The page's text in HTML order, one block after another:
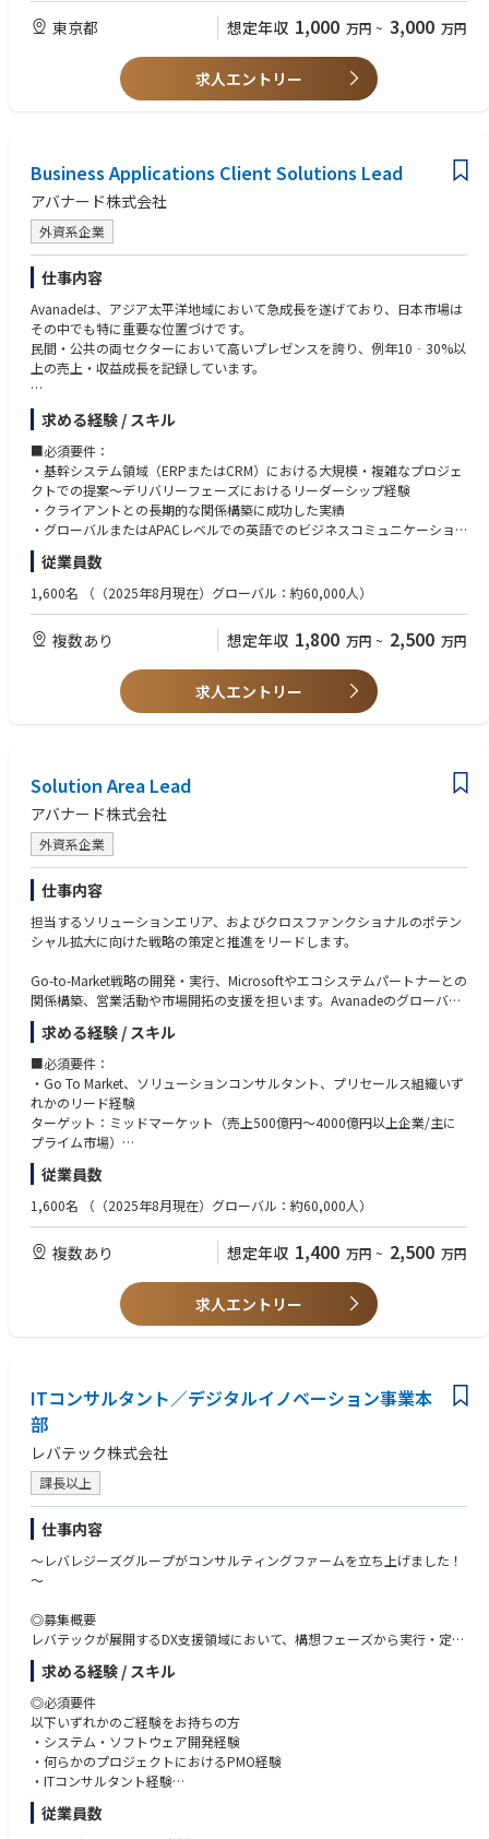
製造・金融・通信・不動産・建設業界などの大手企業を中心に、DX推進や
業務変革PJを構想策定から実行・定着化まで一貫してリードし、経営層や
実現を支援いただきます。
・部門方針/人材計画/採用戦略など組織運営のリード
・他事業部との連携を通じた全社的なソリューション展開
・マネージャー/メンバーのパフォーマンス管理、育成、キャリア支援
▼PJ例
・メガバンク向け：グローバル与信管理システム刷新支援
・製造・金融業界：次世代エンタープライズアーキテクチャ（EA）構想策
定支援
・通信業界：新規サービス立ち上げに伴う機能追加・業務効率化支援
・建設業界：AI技術を活用した業務高度化プロジェクト推進
・不動産業界：AI／DX戦略ロードマップ策定支援
・流通・小売業界：データ分析自動化およびプロンプト活用研修設計支援
・製薬・日用品業界：マーケティングデータ分析（GA活用）支援
▼本ポジションの魅力
・経営層直下の裁量と影響力
-部門横断での事業推進/組織戦略立案に関与でき、経営レイヤーと並走す
るポジションです。
・高難易度/大規模PJをリード
-億円規模/100人月超のプロジェクトなど、社会的インパクトの大きい案
件に関与可能。
-マネージャー層を束ね、次世代リーダー育成やチーム拡大にも寄与できる
環境です。
・多様な業界×技術領域へのアプローチ
ウドなど幅広いテーマを推進
・複数業界/複数領域でのPJ経験（PM/PMO）
・チームマネジメント経験（数十名以上）
・経営層/役員などのハイレイヤーとの折衝経験
・AI/クラウド/データ分析など先進技術を活用したPJ経験
・自ら課題を発見し、組織を巻き込みながら解決へ導けるオーナーシップ
の高い方
・部門・職種を越えてコミュニケーションを取り、協働を推進できる方
・戦略構想だけでなく、実行/成果創出までコミットできる方
・メンバーの育成/チーム成長に喜びを感じる方
東京都 想定年収 1,000 万円 ~ 3,000 万円
求人エントリー
Business Applications Client Solutions Lead
アバナード株式会社
外資系企業
仕事内容
Avanadeは、アジア太平洋地域において急成長を遂げており、日本市場は
その中でも特に重要な位置づけです。
民間・公共の両セクターにおいて高いプレゼンスを誇り、例年10‐30%以
上の売上・収益成長を記録しています。
その中でも「Business Applications」は最も急成長しているソリューショ
ン領域であり、著しい成長を遂げています。
Avanadeでは、成果創出と結果重視の姿勢を持つリーダーを日本市場にお
迎えし、さらなる成長を牽引していただきたいと考えています。
本ポジションは、日本市場におけるBusiness Applications領域の統括責任
者として、以下のソリューションを対象に事業戦略の策定・実行を担って
・Dynamics 365 CE（CRM）および関連アプリケーション
・Dynamics 365 F&O（ERP）
・Power Platform
日本市場の営業・収益・財務目標の達成に向けた戦略立案と実行、品質管
また、日本法人の経営陣ややグロースマーケットのリーダーと連携し、持
続的な成長を実現するための施策を推進します。
CRM、ERP、Power Platform、基幹システムに関する日本市場の戦略の策
MicrosoftおよびAccenture Microsoft Business Groupとの連携によるGo-T
o-Market戦略の構築
クロスオファリング・クロスソリューション領域での成長機会の創出
・営業支援
営業チームとの連携による提案活動の支援
ソリューション設計・提案の監修と利益率の確保
・デリバリー・クライアント対応
エグゼクティブレベルでのクライアント対応と満足度向上
プロジェクトの成功事例の創出と展開
デリバリーリードとの連携による課題解決と成果最大化
・組織・人材開発
人材配置・育成戦略の立案と実行
オフショアチームとの連携による最適なリソース活用
マネージドサービスの拡大と長期的なクライアント関係の構築
求める経験 / スキル
■必須要件：
・基幹システム領域（ERPまたはCRM）における大規模・複雑なプロジェ
クトでの提案～デリバリーフェーズにおけるリーダーシップ経験
・クライアントとの長期的な関係構築に成功した実績
・グローバルまたはAPACレベルでの英語でのビジネスコミュニケーショ
ン経験
※Microsoft技術知見をお持ちでなくとも、オンプレミスのERP製品や他メ
でなぜ MS Dynamics365 が最適なのか」を業務・基盤双方の観点から語
り、クライアントの経営・IT課題の本質に踏み込み価値を訴求できるタイ
プを求めています。
■求める人物像
・組織およびビジネスのトランスフォーメーションのスピード感に応えら
れるタフさ、柔軟性の高さ
・プレイングマネージャー志向
・顧客志向の高さ（直接の顧客対応も厭わない姿勢）
・日本市場の戦略と、グローバル・APACそれぞれの戦略を理解し整合性
を図れるバランス感覚のある方
・業界でのプレゼンスを高めるための発信力に興味関心のある方
従業員数
1,600名 （（2025年8月現在）グローバル：約60,000人）
複数あり 想定年収 1,800 万円 ~ 2,500 万円
求人エントリー
Solution Area Lead
アバナード株式会社
外資系企業
仕事内容
担当するソリューションエリア、およびクロスファンクショナルのポテン
シャル拡大に向けた戦略の策定と推進をリードします。
Go-to-Market戦略の開発・実行、Microsoftやエコシステムパートナーとの
関係構築、営業活動や市場開拓の支援を担います。Avanadeのグローバル
機能・日本市場・各ソリューションチーム間の連携を推進し、クライアン
トニーズに応える一貫性・スケーラビリティ・迅速性を確保します。
ソリューションエリアについて：
Cloud&AI Platforms/AI Business Solutions/Security
https://www.avanade.com/ja-jp/services/integrated-solutions
Go-to-Market戦略とソリューション開発
・各ソリューションエンジニア・クロスファンクショナルチームのリーダ
ーシップと連携し、GTM戦略を策定・実行
・ソリューションオファリングのパッケージ化とスケーラビリティを推進
・地域チームとの強固なネットワーク構築、ベストプラクティスや市場イ
・GTM拡大に向けた投資計画の策定
・Microsoft製品ロードマップやキャンペーンとの連携、共同イニシアチブ
やコセールイベントの調整
・Microsoft営業リーダーとの四半期レビューを主導し、Microsoftリソー
スを活用した提案強化
市場開発と営業支援
・クライアントへの直接的な提案、デモ、戦略的案件管理
・主要案件のエグゼクティブスポンサーとして参画、または新しいGTMを
試すクライアントの担当
・外部市場の代表として、カンファレンス、アナリスト・メディア対応、
・Avanadeの市場メッセージングに協力し、戦略的案件のクライアントリ
ファレンスを確保
社内連携とエネーブルメント
・APAC・セールス・グローバルプラクティス・マーケティング・ソリュ
ーションデリバリーなど各機能と連携し、GTM戦略の実行を支援
・新しいGTMイニシアチブのインキュベーションに参加し、トレンドやス
ケーリング可能な初期機能を特定
・プライシングやアセット開発を含むデリバリー戦略の改善に貢献
求める経験 / スキル
■必須要件：
・Go To Market、ソリューションコンサルタント、プリセールス組織いず
れかのリード経験
ターゲット：ミッドマーケット（売上500億円～4000億円以上企業/主に
プライム市場）
・いずれかの技術知見（Cloud&AI Platforms/AI Business Solutions/Securi
ty）
・テクノロジーを組み合わせたクロスセルおよびクロスファンクショナル
な視点でのクライアントプロジェクトの経験
・グローバルまたはAPACレベルでの英語でのビジネスコミュニケーショ
従業員数
1,600名 （（2025年8月現在）グローバル：約60,000人）
複数あり 想定年収 1,400 万円 ~ 2,500 万円
求人エントリー
ITコンサルタント／デジタルイノベーション事業本
部
レバテック株式会社
課長以上
仕事内容
～レバレジーズグループがコンサルティングファームを立ち上げました！
～
◎募集概要
レバテックが展開するDX支援領域において、構想フェーズから実行・定着
支援まで一気通貫で伴走するITコンサルタントを募集します。
自社内の開発部隊だけではなく、日本No.1のITフリーランスのプラットフ
ォームを持っているため、他ファームでは実現できない提案が可能となり
ます。そのため、ビジネスの本質的な課題解決に取り組みたい方や、フレ
ームワークで終わる戦略ではなく、実際に現場を動かす変革まで挑戦した
い方にフィットするポジションです。
業務改革やDX推進を目的とした、システム導入・内製化支援などを一気通
求める経験 / スキル
◎必須要件
以下いずれかのご経験をお持ちの方
・システム・ソフトウェア開発経験
・何らかのプロジェクトにおけるPMO経験
・ITコンサルタント経験
◎歓迎要件
従業員数